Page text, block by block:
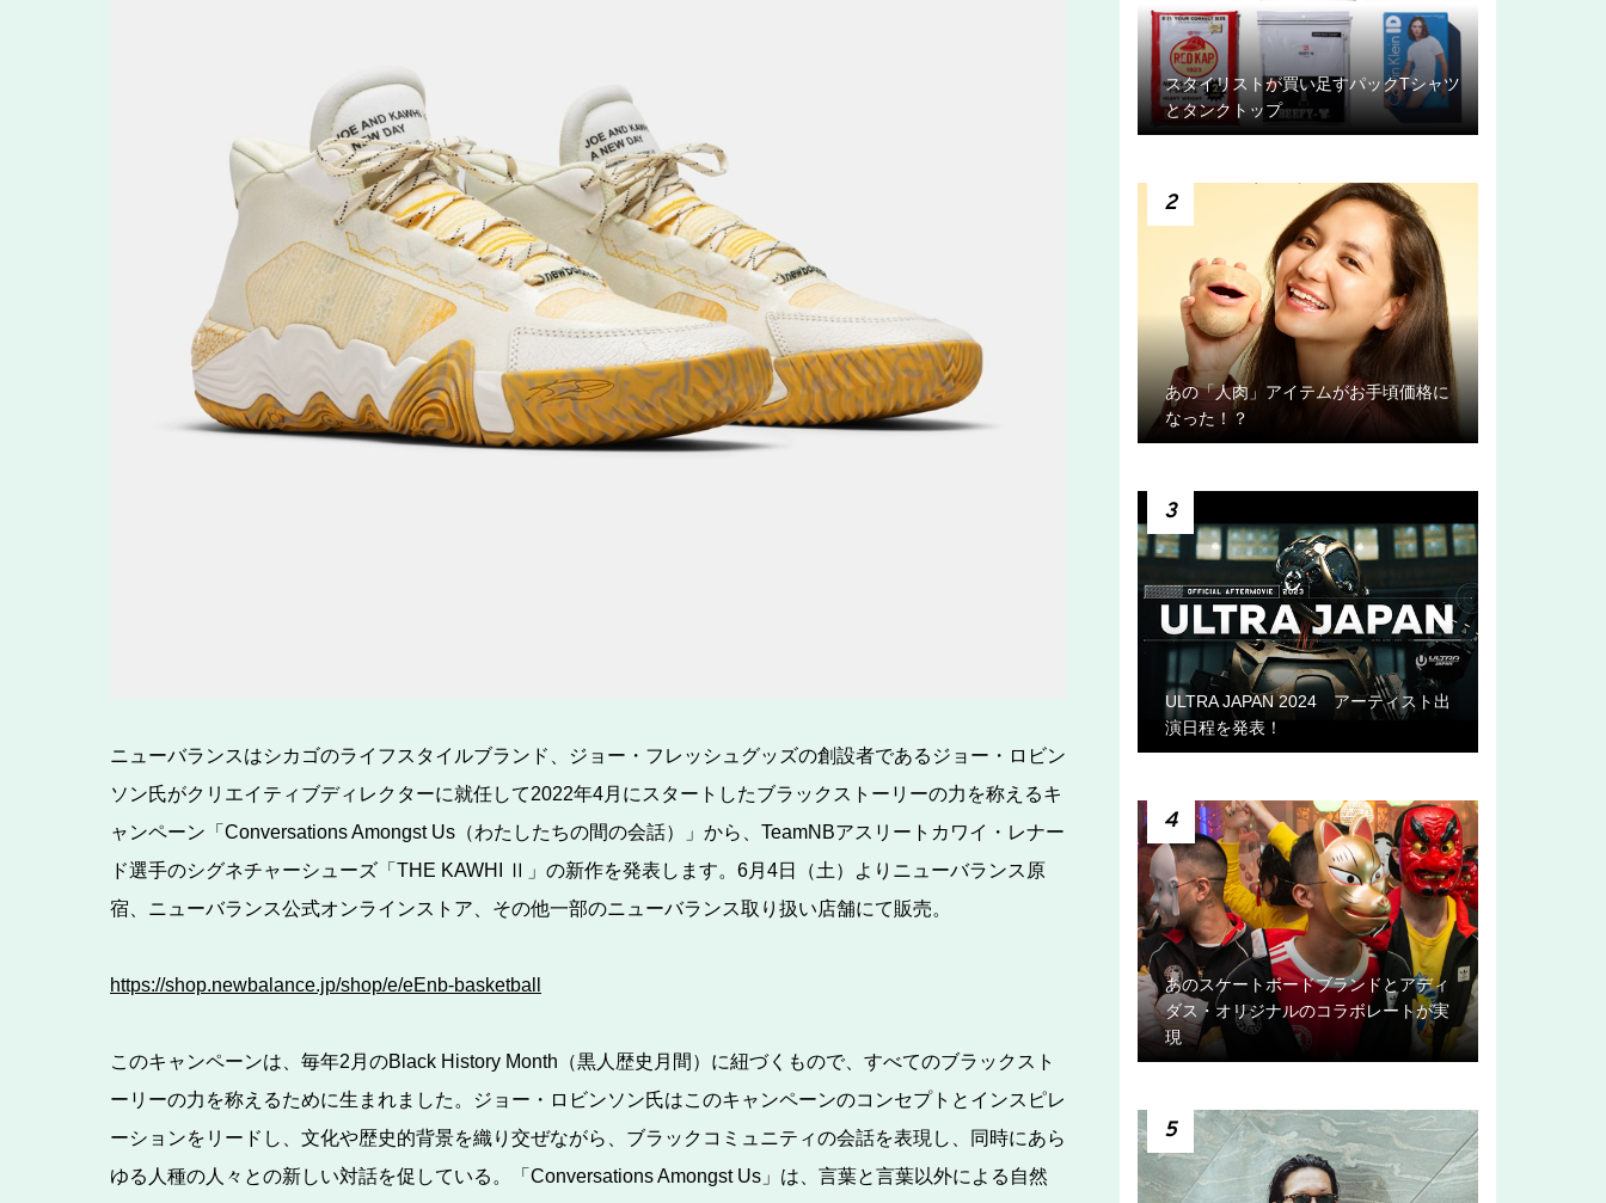
ニューバランスはシカゴのライフスタイルブランド、ジョー・フレッシュグッズの創設者であるジョー・ロビン
ソン氏がクリエイティブディレクターに就任して2022年4月にスタートしたブラックストーリーの力を称えるキ
ャンペーン「Conversations Amongst Us（わたしたちの間の会話）」から、TeamNBアスリートカワイ・レナー
ド選手のシグネチャーシューズ「THE KAWHI Ⅱ」の新作を発表します。6月4日（土）よりニューバランス原
宿、ニューバランス公式オンラインストア、その他一部のニューバランス取り扱い店舗にて販売。
https://shop.newbalance.jp/shop/e/eEnb-basketball
このキャンペーンは、毎年2月のBlack History Month（黒人歴史月間）に紐づくもので、すべてのブラックスト
ーリーの力を称えるために生まれました。ジョー・ロビンソン氏はこのキャンペーンのコンセプトとインスピレ
ーションをリードし、文化や歴史的背景を織り交ぜながら、ブラックコミュニティの会話を表現し、同時にあら
ゆる人種の人々との新しい対話を促している。「Conversations Amongst Us」は、言葉と言葉以外による自然
スタイリストが買い足すパックTシャツ
とタンクトップ
2
あの「人肉」アイテムがお手頃価格に
なった！？
3
ULTRA JAPAN 2024 アーティスト出
演日程を発表！
4
あのスケートボードブランドとアディ
ダス・オリジナルのコラボレートが実
現
5